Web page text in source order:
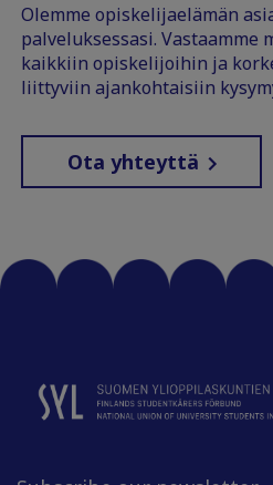
Olemme opiskelijaelämän
palveluksessasi. Vastaamme
kaikkiin opiskelijoihin ja
liittyviin ajankohtaisiin
Ota yhteyttä